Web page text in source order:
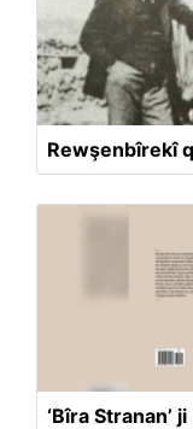
Rewşenbîrekî
‘Bîra Stranan’